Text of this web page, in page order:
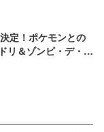
定！ポケモンとの
リ＆ゾンビ・デ・ダ